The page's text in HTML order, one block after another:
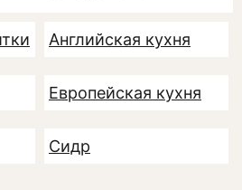
Английская кухня
Европейская кухня
Сидр